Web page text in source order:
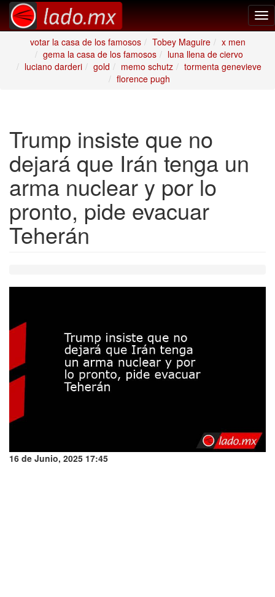
votar la casa de los famosos
Tobey Maguire
x men
gema la casa de los famosos
luna llena de ciervo
luciano darderi
gold memo schutz
tormenta genevieve
florence pugh
Trump insiste que no
dejará que Irán tenga un
arma nuclear y por lo
pronto, pide evacuar
Teherán
16 de Junio, 2025 17:45